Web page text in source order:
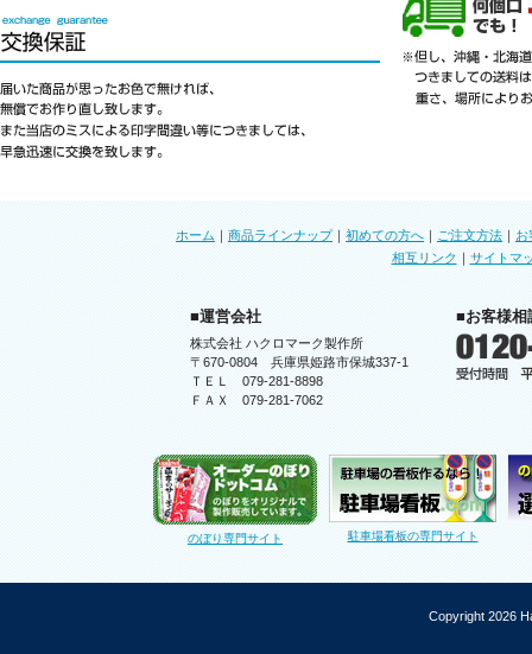
ホーム ｜ 商品ラインナップ｜ 初めての方へ ｜ ご注文方法 ｜ お
相互リンク ｜ サイトマ
■運営会社
株式会社 ハクロマーク製作所
〒670-0804 兵庫県姫路市保城337-1
ＴＥＬ 079-281-8898
ＦＡＸ 079-281-7062
■お客様相
のぼり専門サイト 駐車場看板の専門サイト
Copyright 2026